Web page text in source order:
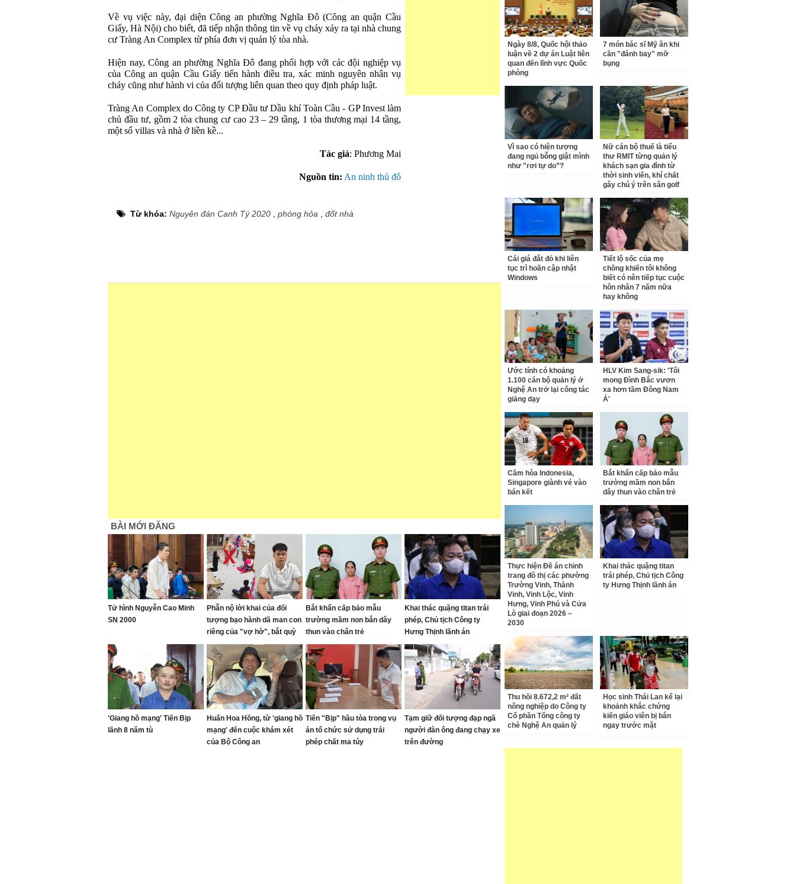
Về vụ việc này, đại diện Công an phường Nghĩa Đô (Công an quận Cầu
Giấy, Hà Nội) cho biết, đã tiếp nhận thông tin về vụ cháy xảy ra tại nhà chung
cư Tràng An Complex từ phía đơn vị quản lý tòa nhà.
Hiện nay, Công an phường Nghĩa Đô đang phối hợp với các đội nghiệp vụ
của Công an quận Cầu Giấy tiến hành điều tra, xác minh nguyên nhân vụ
cháy cũng như hành vi của đối tượng liên quan theo quy định pháp luật.
Tràng An Complex do Công ty CP Đầu tư Dầu khí Toàn Cầu - GP Invest làm
chủ đầu tư, gồm 2 tòa chung cư cao 23 – 29 tầng, 1 tòa thương mại 14 tầng,
một số villas và nhà ở liền kề...
Tác giả: Phương Mai
Nguồn tin: An ninh thủ đô
Từ khóa: Nguyên đán Canh Tý 2020 phóng hỏa đốt nhà
BÀI MỚI ĐĂNG
Tử hình Nguyễn Cao Minh
SN 2000
Phẫn nộ lời khai của đối
tượng bạo hành dã man con
riêng của "vợ hờ", bắt quỳ
gối đến 1 giờ sáng
Bắt khẩn cấp bảo mẫu
trường mầm non bắn dây
thun vào chân trẻ
Khai thác quặng titan trái
phép, Chủ tịch Công ty
Hưng Thịnh lãnh án
'Giang hồ mạng' Tiến Bịp
lãnh 8 năm tù
Huấn Hoa Hồng, từ 'giang hồ
mạng' đến cuộc khám xét
của Bộ Công an
Tiến "Bịp" hầu tòa trong vụ
án tổ chức sử dụng trái
phép chất ma túy
Tạm giữ đối tượng đạp ngã
người đàn ông đang chạy xe
trên đường
Ngày 8/8, Quốc hội thảo
luận về 2 dự án Luật liên
quan đến lĩnh vực Quốc
phòng
7 món bác sĩ Mỹ ăn khi
cần "đánh bay" mỡ
bụng
Vì sao có hiện tượng
đang ngủ bỗng giật mình
như "rơi tự do”?
Nữ cán bộ thuế là tiểu
thư RMIT từng quản lý
khách sạn gia đình từ
thời sinh viên, khí chất
gây chú ý trên sân golf
Cái giá đắt đỏ khi liên
tục trì hoãn cập nhật
Windows
Tiết lộ sốc của mẹ
chồng khiến tôi không
biết có nên tiếp tục cuộc
hôn nhân 7 năm nữa
hay không
Ước tính có khoảng
1.100 cán bộ quản lý ở
Nghệ An trở lại công tác
giảng dạy
HLV Kim Sang-sik: 'Tôi
mong Đình Bắc vươn
xa hơn tầm Đông Nam
Á'
Cầm hòa Indonesia,
Singapore giành vé vào
bán kết
Bắt khẩn cấp bảo mẫu
trường mầm non bắn
dây thun vào chân trẻ
Thực hiện Đề án chỉnh
trang đô thị các phường
Trường Vinh, Thành
Vinh, Vinh Lộc, Vinh
Hưng, Vinh Phú và Cửa
Lò giai đoạn 2026 –
2030
Khai thác quặng titan
trái phép, Chủ tịch Công
ty Hưng Thịnh lãnh án
Thu hồi 8.672,2 m² đất
nông nghiệp do Công ty
Cổ phần Tổng công ty
chè Nghệ An quản lý
Học sinh Thái Lan kể lại
khoảnh khắc chứng
kiến giáo viên bị bắn
ngay trước mặt